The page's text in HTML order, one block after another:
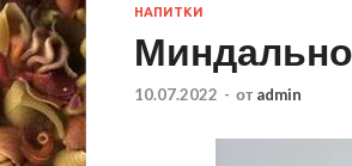
НАПИТКИ
10.07.2022 - от admin